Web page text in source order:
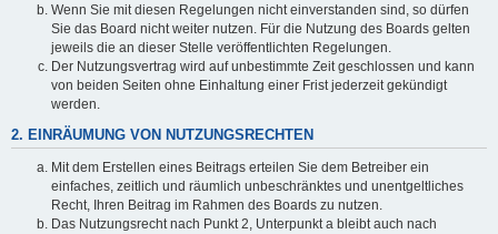
Wenn Sie mit diesen Regelungen nicht einverstanden sind, so dürfen
Sie das Board nicht weiter nutzen. Für die Nutzung des Boards gelten
jeweils die an dieser Stelle veröffentlichten Regelungen.
Der Nutzungsvertrag wird auf unbestimmte Zeit geschlossen und kann
von beiden Seiten ohne Einhaltung einer Frist jederzeit gekündigt
werden.
2. EINRÄUMUNG VON NUTZUNGSRECHTEN
Mit dem Erstellen eines Beitrags erteilen Sie dem Betreiber ein
einfaches, zeitlich und räumlich unbeschränktes und unentgeltliches
Recht, Ihren Beitrag im Rahmen des Boards zu nutzen.
Das Nutzungsrecht nach Punkt 2, Unterpunkt a bleibt auch nach